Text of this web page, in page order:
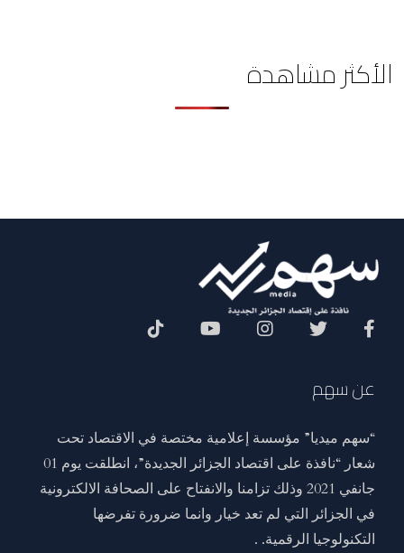
الأكثر مشاهدة
عن سهم
“سهم ميديا” مؤسسة إعلامية مختصة في الاقتصاد تحت
شعار “نافذة على اقتصاد الجزائر الجديدة”، انطلقت يوم 01
جانفي 2021 وذلك تزامنا والانفتاح على الصحافة الالكترونية
في الجزائر التي لم تعد خيار وانما ضرورة تفرضها
التكنولوجيا الرقمية. .